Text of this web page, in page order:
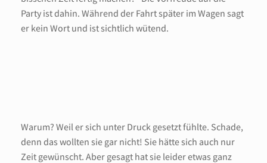
Party ist dahin. Während der Fahrt später im Wagen sagt
er kein Wort und ist sichtlich wütend.
Warum? Weil er sich unter Druck gesetzt fühlte. Schade,
denn das wollten sie gar nicht! Sie hätte sich auch nur
Zeit gewünscht. Aber gesagt hat sie leider etwas ganz